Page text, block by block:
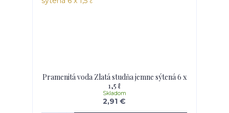
Pramenitá voda Zlatá studňa jemne sýtená 6 x
1,5 ℓ
2,91 €
Skladom